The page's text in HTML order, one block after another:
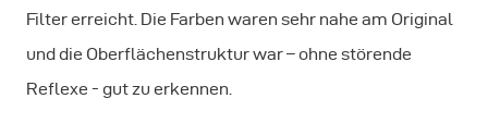
Filter erreicht. Die Farben waren sehr nahe am Original
und die Oberflächenstruktur war – ohne störende
Reflexe - gut zu erkennen.